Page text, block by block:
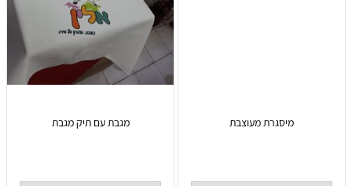
מיסגרת מעוצבת מגבת עם תיק מגבת